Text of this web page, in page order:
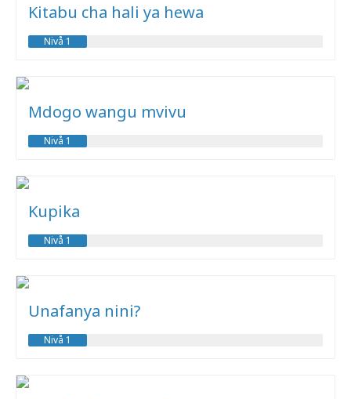
Kitabu cha hali ya hewa
Nivå 1
Mdogo wangu mvivu
Nivå 1
Kupika
Nivå 1
Unafanya nini?
Nivå 1